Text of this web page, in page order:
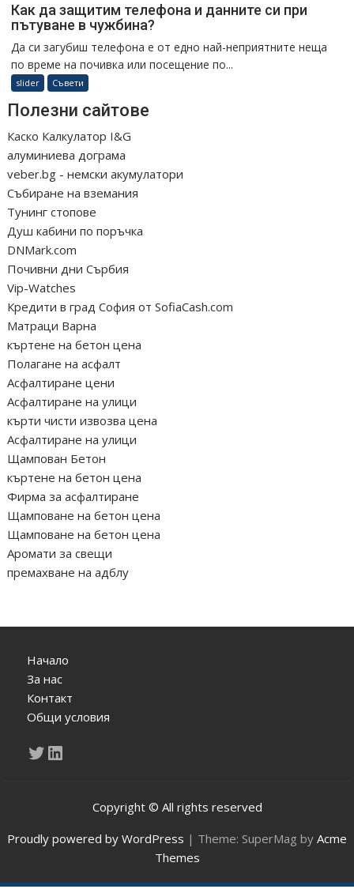
Как да защитим телефона и данните си при
пътуване в чужбина?
Да си загубиш телефона е от едно най-неприятните неща
по време на почивка или посещение по...
slider Съвети
Полезни сайтове
Каско Калкулатор I&G
алуминиева дограма
veber.bg - немски акумулатори
Събиране на вземания
Тунинг стопове
Душ кабини по поръчка
DNMark.com
Почивни дни Сърбия
Vip-Watches
Кредити в град София от SofiaCash.com
Матраци Варна
къртене на бетон цена
Полагане на асфалт
Асфалтиране цени
Асфалтиране на улици
кърти чисти извозва цена
Асфалтиране на улици
Щампован Бетон
къртене на бетон цена
Фирма за асфалтиране
Щамповане на бетон цена
Щамповане на бетон цена
Аромати за свещи
премахване на адблу
Начало
За нас
Контакт
Общи условия
Twitter
LinkedIn
Copyright © All rights reserved
Proudly powered by WordPress | Theme: SuperMag by Acme
Themes